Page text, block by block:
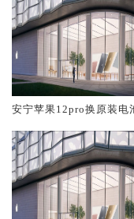
安宁苹果12pro换原装电